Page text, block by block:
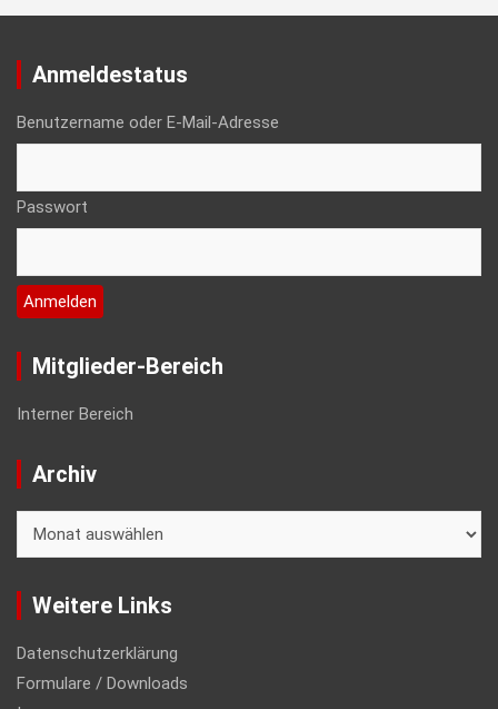
Anmeldestatus
Benutzername oder E-Mail-Adresse
Passwort
Mitglieder-Bereich
Interner Bereich
Archiv
Weitere Links
Datenschutzerklärung
Formulare / Downloads